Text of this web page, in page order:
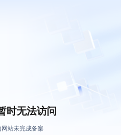
时无法访问
网站未完成备案